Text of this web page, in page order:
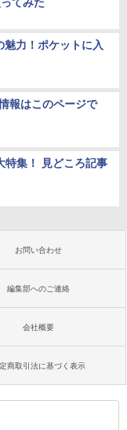
てみた
魅力！ポケットに入
報はこのページで
特集！ 見どころ記事
お問い合わせ
編集部へのご連絡
会社概要
商取引法に基づく表示